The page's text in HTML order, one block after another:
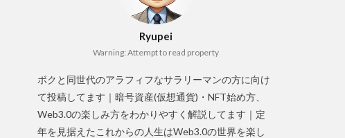
Ryupei
Warning: Attempt to read property
ボクと同世代のアラフィフなサラリーマンの方に向け
て投稿してます｜暗号資産(仮想通貨)・NFT始め方、
Web3.0の楽しみ方をわかりやすく解説してます｜定
年を見据えたこれからの人生はWeb3.0の世界を楽し